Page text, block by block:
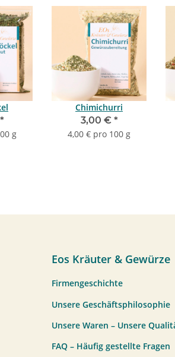
*
g
Chimichurri
3,00 € *
4,00 € pro 100 g
Eos Kräuter & Gewürze
Firmengeschichte
Unsere Geschäftsphilosophie
Unsere Waren – Unsere
FAQ – Häufig gestellte Fragen